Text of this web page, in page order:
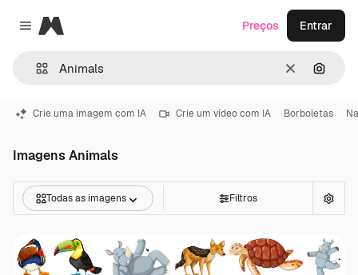
Close menu
Magnific
Limpar
Preços Entrar
Crie uma imagem com IA Crie um vídeo com IA Borboletas
Imagens Animals
Todas as imagens Filtros